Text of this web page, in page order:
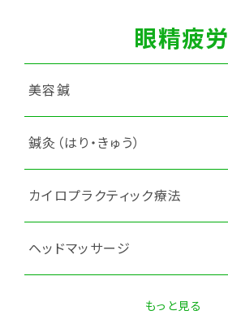
眼精疲労
美容鍼
鍼灸（はり・きゅう）
カイロプラクティック療法
ヘッドマッサージ
眼精疲労ケアコースもっと見る